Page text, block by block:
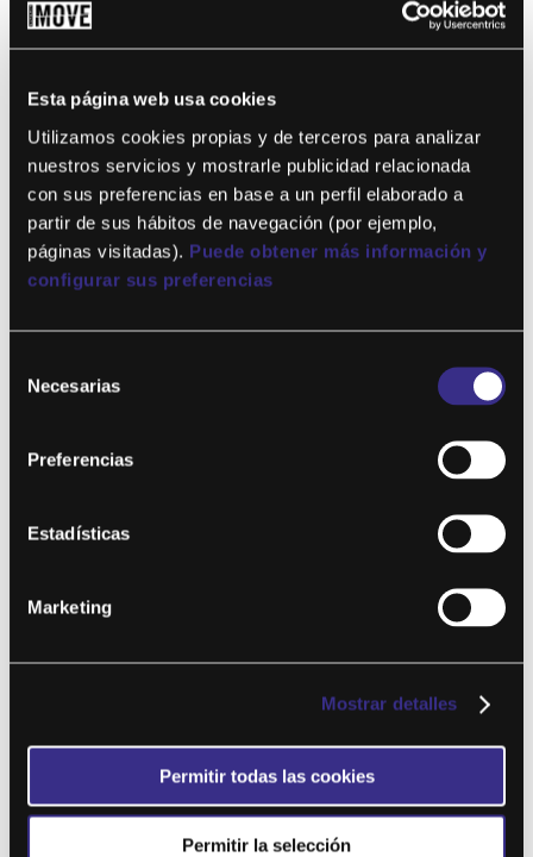
Esta página web usa cookies
Utilizamos cookies propias y de terceros para analizar
nuestros servicios y mostrarle publicidad relacionada
con sus preferencias en base a un perfil elaborado a
partir de sus hábitos de navegación (por ejemplo,
páginas visitadas). Puede obtener más información y
configurar sus preferencias
Necesarias
Preferencias
Estadísticas
Marketing
Mostrar detalles
Permitir todas las cookies
Permitir la selección
Paula Larios
Este contenido es para !! niveles !! solo miembros.Únete ahora
¿Ya eres miembro? Accede...
por Paula Larios
¿Ya eres miembro? Accede...